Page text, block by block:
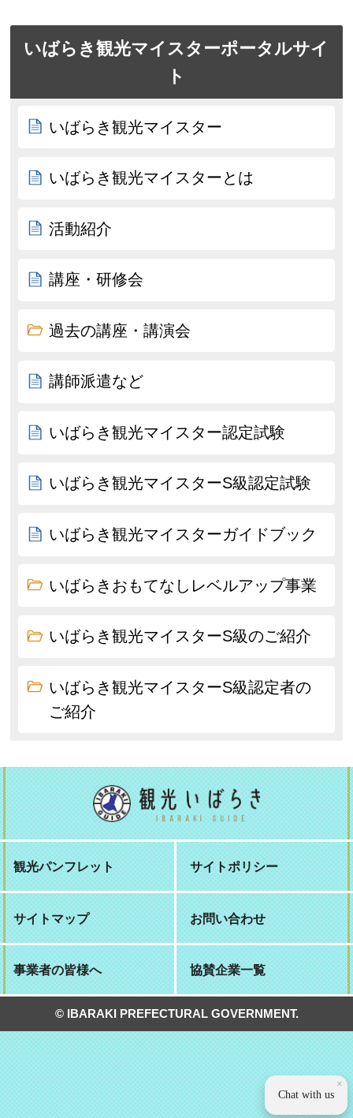
いばらき観光マイスターポータルサイ
ト
いばらき観光マイスター
いばらき観光マイスターとは
活動紹介
講座・研修会
過去の講座・講演会
講師派遣など
いばらき観光マイスター認定試験
いばらき観光マイスターS級認定試験
いばらき観光マイスターガイドブック
いばらきおもてなしレベルアップ事業
いばらき観光マイスターS級のご紹介
いばらき観光マイスターS級認定者の
ご紹介
観光パンフレット サイトポリシー
サイトマップ お問い合わせ
事業者の皆様へ 協賛企業一覧
© IBARAKI PREFECTURAL GOVERNMENT.
×
Chat with us